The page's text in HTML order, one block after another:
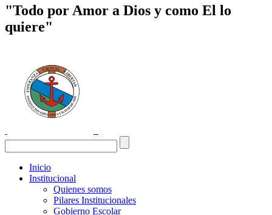
"Todo por Amor a Dios y como El lo
quiere"
Inicio
Institucional
Quienes somos
Pilares Institucionales
Gobierno Escolar